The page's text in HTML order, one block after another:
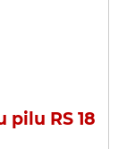
pilu RS 18